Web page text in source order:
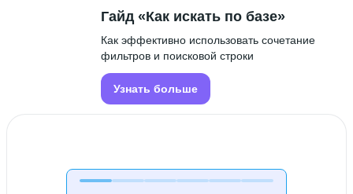
Гайд «Как искать по базе»
Как эффективно использовать сочетание
фильтров и поисковой строки
Узнать больше